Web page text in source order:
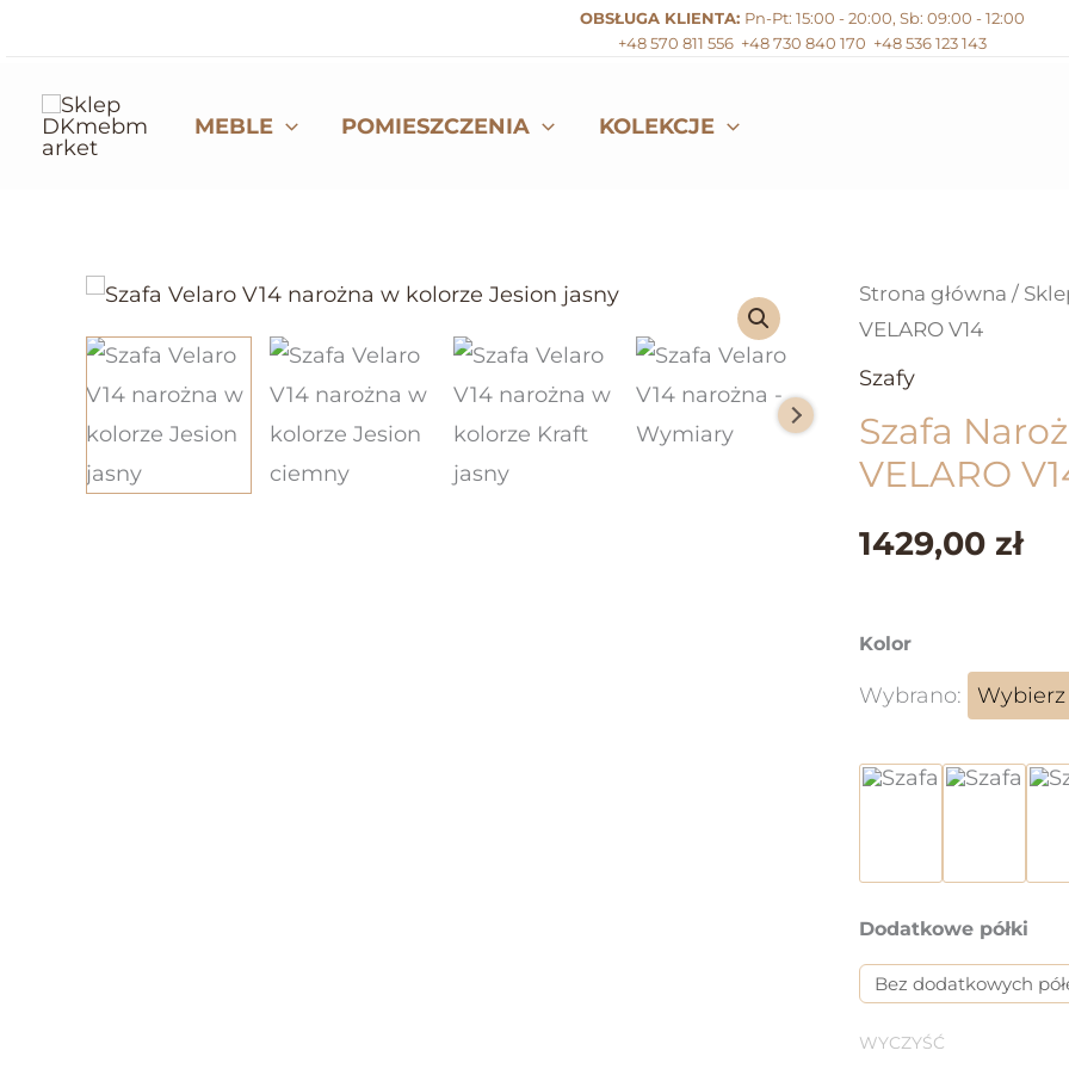
treści
OBSŁUGA KLIENTA: Pn-Pt: 15:00 - 20:00, Sb: 09:00 - 12:00
+48 570 811 556 +48 730 840 170 +48 536 123 143
MEBLE POMIESZCZENIA KOLEKCJE
Strona główna /
VELARO V14
Szafy
Szafa
VELARO
1429,00 zł
Kolor
Wybrano:
Dodatkowe półki
WYCZYŚĆ